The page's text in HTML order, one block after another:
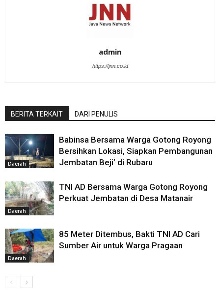
admin
https://jnn.co.id
BERITA TERKAIT DARI PENULIS
Daerah
Babinsa Bersama Warga Gotong Royong
Bersihkan Lokasi, Siapkan Pembangunan
Jembatan Beji’ di Rubaru
Daerah
TNI AD Bersama Warga Gotong Royong
Perkuat Jembatan di Desa Matanair
Daerah
85 Meter Ditembus, Bakti TNI AD Cari
Sumber Air untuk Warga Pragaan